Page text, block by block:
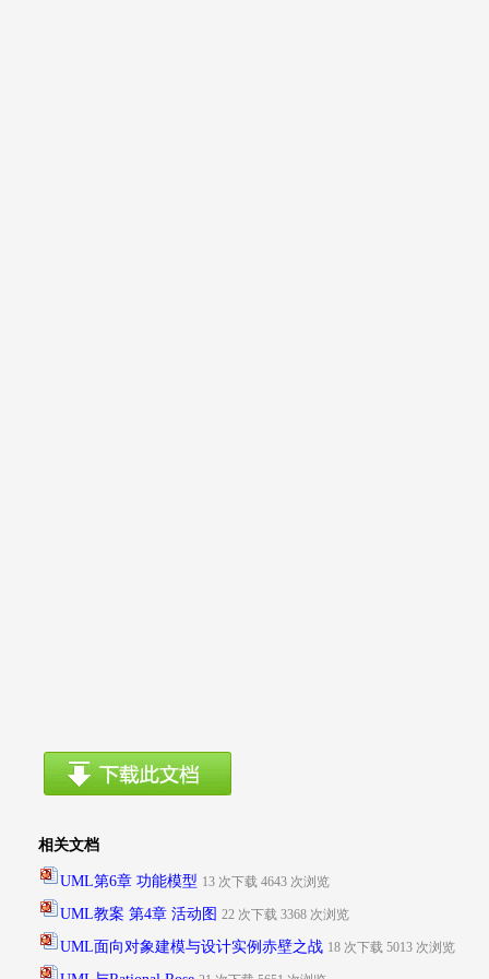
相关文档
UML第6章 功能模型 13 次下载 4643 次浏览
UML教案 第4章 活动图 22 次下载 3368 次浏览
UML面向对象建模与设计实例赤壁之战 18 次下载 5013 次浏览